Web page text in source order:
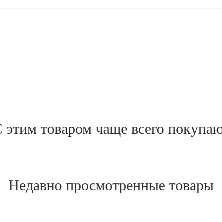
этим товаром чаще всего
Недавно просмотренные товары